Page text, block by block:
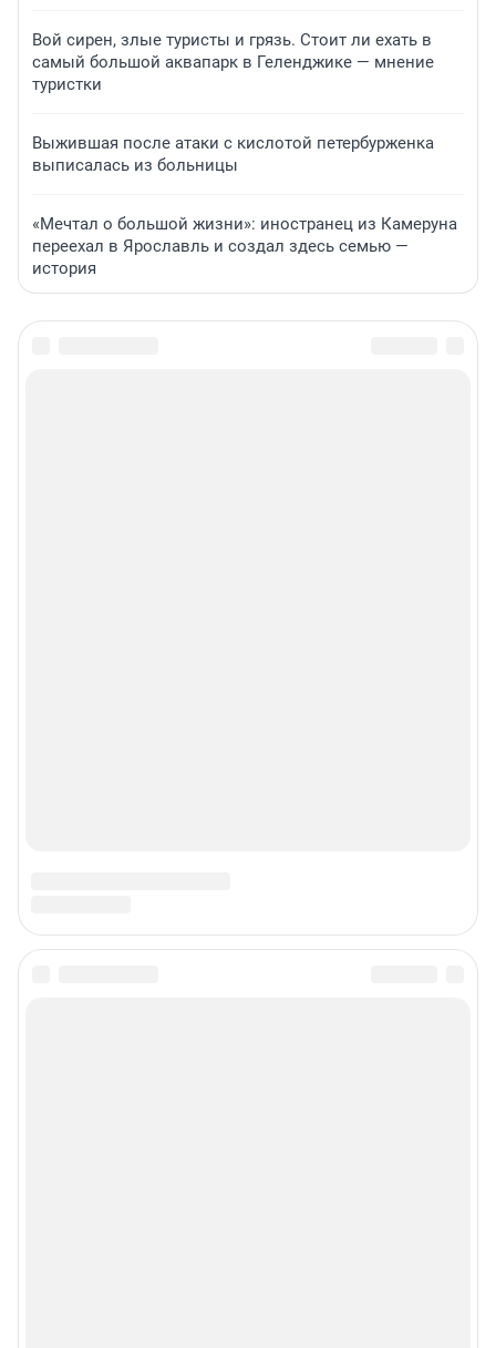
Вой сирен, злые туристы и грязь. Стоит ли ехать в
самый большой аквапарк в Геленджике — мнение
туристки
Выжившая после атаки с кислотой петербурженка
выписалась из больницы
«Мечтал о большой жизни»: иностранец из Камеруна
переехал в Ярославль и создал здесь семью —
история